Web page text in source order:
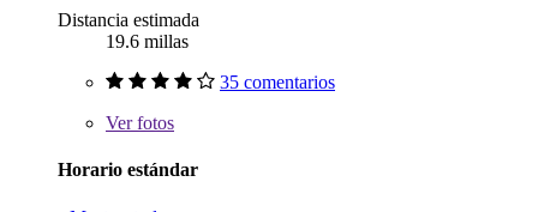
Distancia estimada
19.6 millas
35 comentarios
Verfotos
Horario estándar